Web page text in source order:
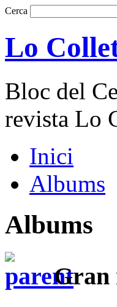
Cerca
Lo
Bloc del
revista Lo
Inici
Albums
Albums
Gran